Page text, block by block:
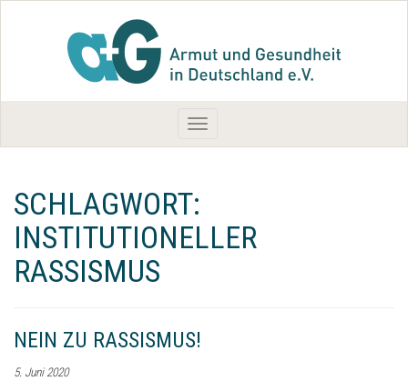
Toggle
navigation
SCHLAGWORT:
INSTITUTIONELLER
RASSISMUS
NEIN ZU RASSISMUS!
5. Juni 2020